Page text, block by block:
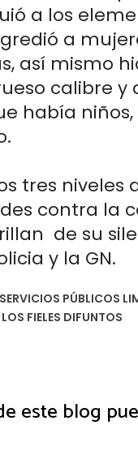
a los
a
así mismo
calibre y
había
tres niveles
contra la
de su
y la GN.
PÚBLICOS
FIELES DIFUNTOS
este blog